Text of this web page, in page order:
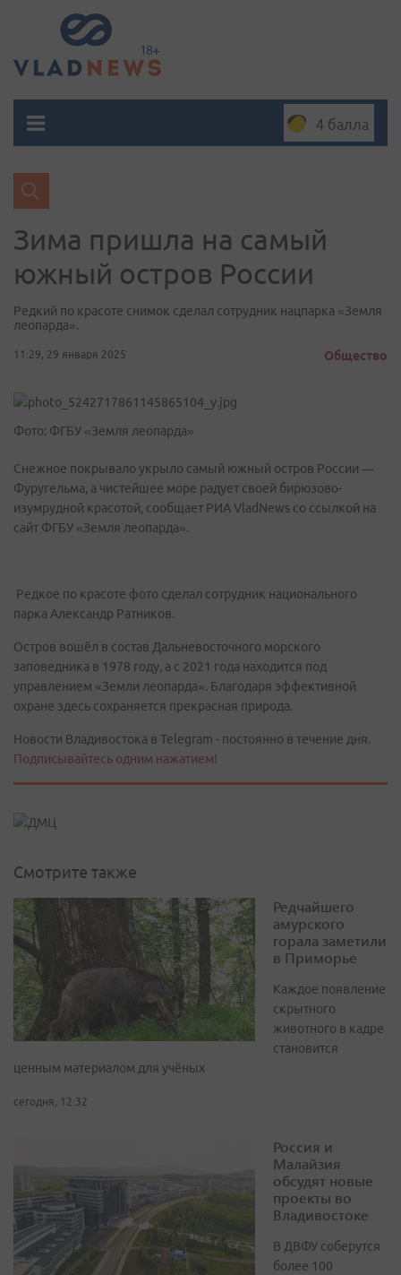
4 балла
Зима пришла на самый
южный остров России
Редкий по красоте снимок сделал сотрудник нацпарка «Земля
леопарда».
11:29, 29 января 2025 Общество
Фото: ФГБУ «Земля леопарда»
Снежное покрывало укрыло самый южный остров России —
Фуругельма, а чистейшее море радует своей бирюзово-
изумрудной красотой, сообщает РИА VladNews со ссылкой на
сайт ФГБУ «Земля леопарда».
Редкое по красоте фото сделал сотрудник национального
парка Александр Ратников.
Остров вошёл в состав Дальневосточного морского
заповедника в 1978 году, а с 2021 года находится под
управлением «Земли леопарда». Благодаря эффективной
охране здесь сохраняется прекрасная природа.
Новости Владивостока в Telegram - постоянно в течение дня.
Подписывайтесь одним нажатием!
Смотрите также
Редчайшего
амурского
горала заметили
в Приморье
Каждое появление
скрытного
животного в кадре
становится
ценным материалом для учёных
сегодня, 12:32
Россия и
Малайзия
обсудят новые
проекты во
Владивостоке
В ДВФУ соберутся
более 100